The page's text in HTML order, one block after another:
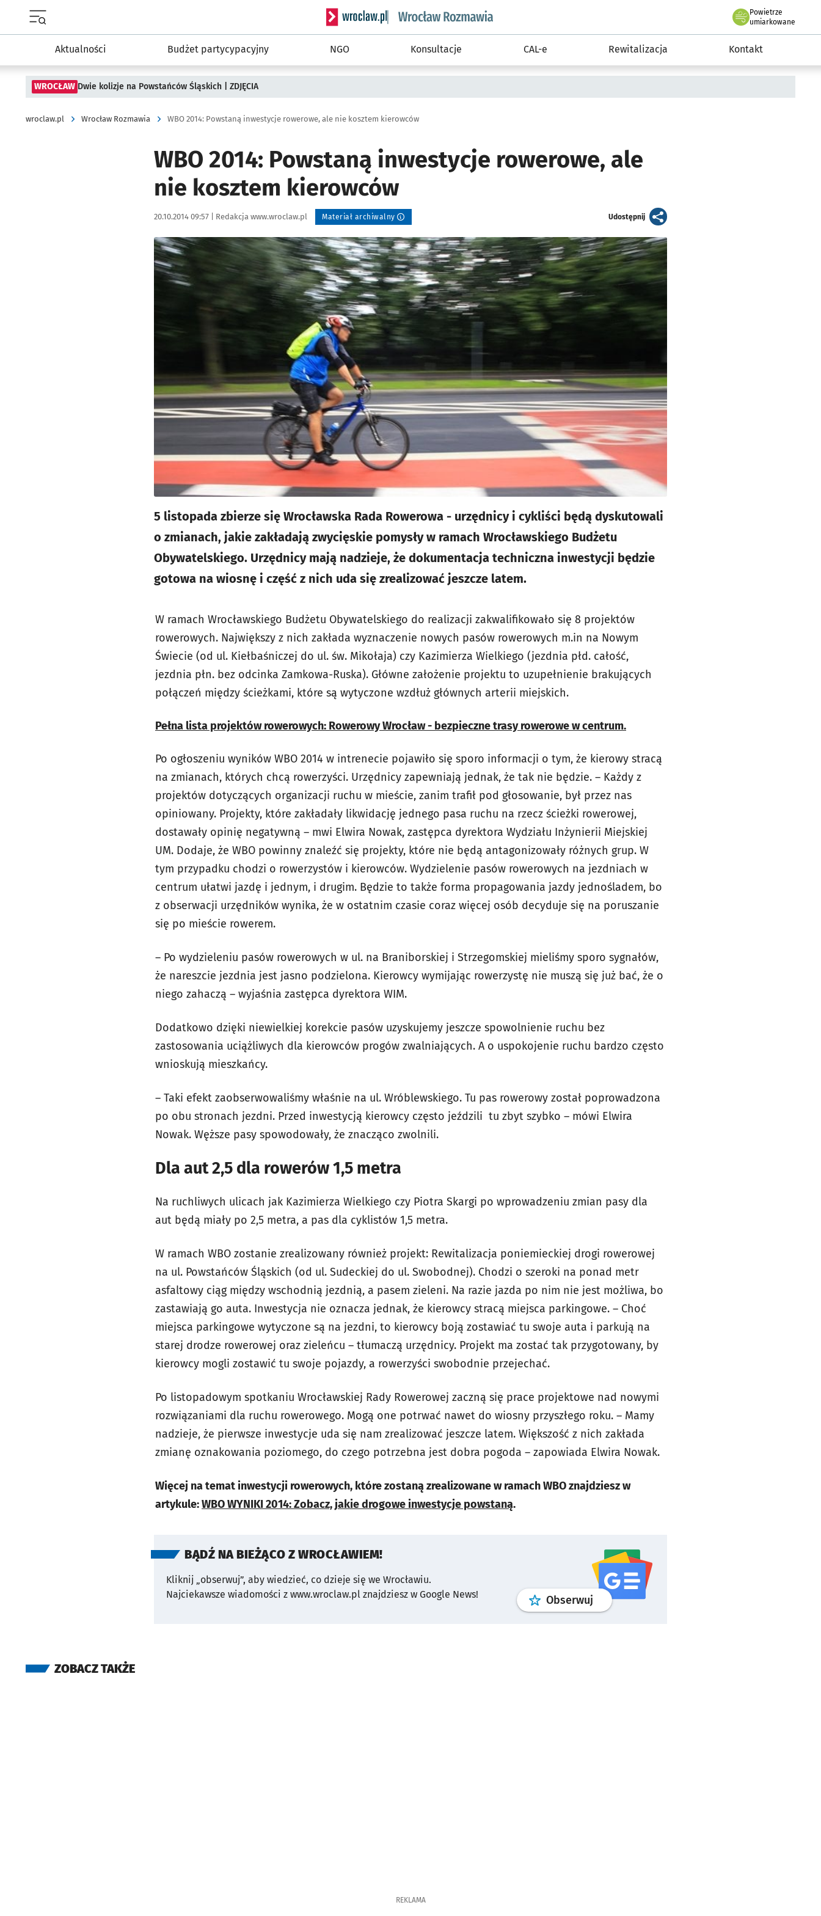
Serwis informacyjny wroclaw.pl podserwis: Rozmawia
Powietrze
we Wrocławiu
umiarkowane
Aktualności Budżet partycypacyjny NGO Konsultacje CAL-e Rewitalizacja Kontakt
WROCŁAW Dwie kolizje na Powstańców Śląskich | ZDJĘCIA
wroclaw.pl Wrocław Rozmawia WBO 2014: Powstaną inwestycje rowerowe, ale nie kosztem kierowców
WBO 2014: Powstaną inwestycje rowerowe, ale
nie kosztem kierowców
Data publikacji:
20.10.2014 09:57 | Autor:
Redakcja www.wroclaw.pl Materiał archiwalny Udostępnijartykuł
Kliknij, aby powiększyć
5 listopada zbierze się Wrocławska Rada Rowerowa - urzędnicy i cykliści będą dyskutowali
o zmianach, jakie zakładają zwycięskie pomysły w ramach Wrocławskiego Budżetu
Obywatelskiego. Urzędnicy mają nadzieje, że dokumentacja techniczna inwestycji będzie
gotowa na wiosnę i część z nich uda się zrealizować jeszcze latem.
W ramach Wrocławskiego Budżetu Obywatelskiego do realizacji zakwalifikowało się 8 projektów
rowerowych. Największy z nich zakłada wyznaczenie nowych pasów rowerowych m.in na Nowym
Świecie (od ul. Kiełbaśniczej do ul. św. Mikołaja) czy Kazimierza Wielkiego (jezdnia płd. całość,
jezdnia płn. bez odcinka Zamkowa-Ruska). Główne założenie projektu to uzupełnienie brakujących
połączeń między ścieżkami, które są wytyczone wzdłuż głównych arterii miejskich.
Pełna lista projektów rowerowych: Rowerowy Wrocław - bezpieczne trasy rowerowe w centrum.
Po ogłoszeniu wyników WBO 2014 w intrenecie pojawiło się sporo informacji o tym, że kierowy stracą
na zmianach, których chcą rowerzyści. Urzędnicy zapewniają jednak, że tak nie będzie. – Każdy z
projektów dotyczących organizacji ruchu w mieście, zanim trafił pod głosowanie, był przez nas
opiniowany. Projekty, które zakładały likwidację jednego pasa ruchu na rzecz ścieżki rowerowej,
dostawały opinię negatywną – mwi Elwira Nowak, zastępca dyrektora Wydziału Inżynierii Miejskiej
UM. Dodaje, że WBO powinny znaleźć się projekty, które nie będą antagonizowały różnych grup. W
tym przypadku chodzi o rowerzystów i kierowców. Wydzielenie pasów rowerowych na jezdniach w
centrum ułatwi jazdę i jednym, i drugim. Będzie to także forma propagowania jazdy jednośladem, bo
z obserwacji urzędników wynika, że w ostatnim czasie coraz więcej osób decyduje się na poruszanie
się po mieście rowerem.
– Po wydzieleniu pasów rowerowych w ul. na Braniborskiej i Strzegomskiej mieliśmy sporo sygnałów,
że nareszcie jezdnia jest jasno podzielona. Kierowcy wymijając rowerzystę nie muszą się już bać, że o
niego zahaczą – wyjaśnia zastępca dyrektora WIM.
Dodatkowo dzięki niewielkiej korekcie pasów uzyskujemy jeszcze spowolnienie ruchu bez
zastosowania uciążliwych dla kierowców progów zwalniających. A o uspokojenie ruchu bardzo często
wnioskują mieszkańcy.
– Taki efekt zaobserwowaliśmy właśnie na ul. Wróblewskiego. Tu pas rowerowy został poprowadzona
po obu stronach jezdni. Przed inwestycją kierowcy często jeździli tu zbyt szybko – mówi Elwira
Nowak. Węższe pasy spowodowały, że znacząco zwolnili.
Dla aut 2,5 dla rowerów 1,5 metra
Na ruchliwych ulicach jak Kazimierza Wielkiego czy Piotra Skargi po wprowadzeniu zmian pasy dla
aut będą miały po 2,5 metra, a pas dla cyklistów 1,5 metra.
W ramach WBO zostanie zrealizowany również projekt: Rewitalizacja poniemieckiej drogi rowerowej
na ul. Powstańców Śląskich (od ul. Sudeckiej do ul. Swobodnej). Chodzi o szeroki na ponad metr
asfaltowy ciąg między wschodnią jezdnią, a pasem zieleni. Na razie jazda po nim nie jest możliwa, bo
zastawiają go auta. Inwestycja nie oznacza jednak, że kierowcy stracą miejsca parkingowe. – Choć
miejsca parkingowe wytyczone są na jezdni, to kierowcy boją zostawiać tu swoje auta i parkują na
starej drodze rowerowej oraz zieleńcu – tłumaczą urzędnicy. Projekt ma zostać tak przygotowany, by
kierowcy mogli zostawić tu swoje pojazdy, a rowerzyści swobodnie przejechać.
Po listopadowym spotkaniu Wrocławskiej Rady Rowerowej zaczną się prace projektowe nad nowymi
rozwiązaniami dla ruchu rowerowego. Mogą one potrwać nawet do wiosny przyszłego roku. – Mamy
nadzieje, że pierwsze inwestycje uda się nam zrealizować jeszcze latem. Większość z nich zakłada
zmianę oznakowania poziomego, do czego potrzebna jest dobra pogoda – zapowiada Elwira Nowak.
Więcej na temat inwestycji rowerowych, które zostaną zrealizowane w ramach WBO znajdziesz w
artykule:WBO WYNIKI 2014: Zobacz, jakie drogowe inwestycje powstaną.
BĄDŹ NA BIEŻĄCO Z WROCŁAWIEM!
Kliknij „obserwuj”, aby wiedzieć, co dzieje się we Wrocławiu.
Najciekawsze wiadomości z www.wroclaw.pl znajdziesz w Google News!
Obserwuj profilgoogle news
ZOBACZ TAKŻE
REKLAMA